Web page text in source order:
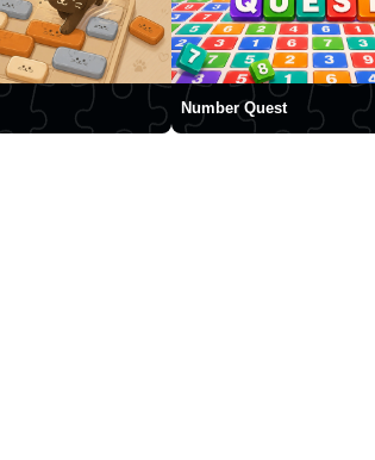
Number Quest